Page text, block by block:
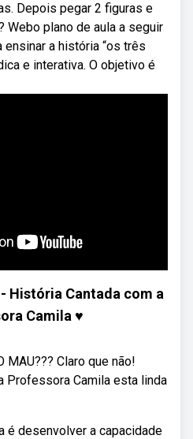
Depois pegar 2 figuras e
Webo plano de aula a seguir
ensinar a história “os três
e interativa. O objetivo é
História Cantada com a
Camila ♥
MAU??? Claro que não!
Professora Camila esta linda
é desenvolver a capacidade